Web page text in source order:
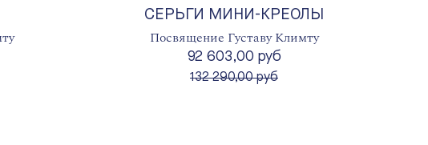
СЕРЬГИ МИНИ-КРЕОЛЫ
Посвящение Густаву Климту
92 603,00 руб
вместо
132 290,00 руб